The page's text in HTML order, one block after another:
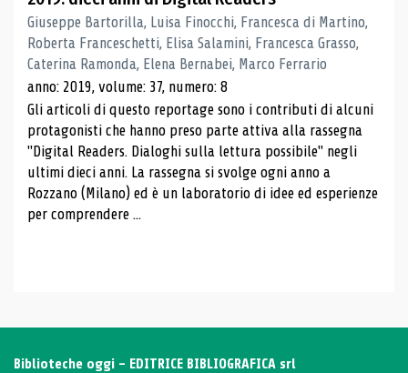
Giuseppe Bartorilla, Luisa Finocchi, Francesca di Martino,
Roberta Franceschetti, Elisa Salamini, Francesca Grasso,
Caterina Ramonda, Elena Bernabei, Marco Ferrario
anno: 2019, volume: 37, numero: 8
Gli articoli di questo reportage sono i contributi di alcuni
protagonisti che hanno preso parte attiva alla rassegna
"Digital Readers. Dialoghi sulla lettura possibile" negli
ultimi dieci anni. La rassegna si svolge ogni anno a
Rozzano (Milano) ed è un laboratorio di idee ed esperienze
per comprendere ...
Biblioteche oggi - EDITRICE BIBLIOGRAFICA srl